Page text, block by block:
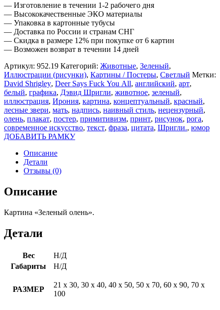
— Изготовление в течении 1-2 рабочего дня
— Высококачественные ЭКО материалы
— Упаковка в картонные тубусы
— Доставка по России и странам СНГ
— Скидка в размере 12% при покупке от 6 картин
— Возможен возврат в течении 14 дней
Артикул: 952.19 Категорий: Животные, Зеленый,
Иллюстрации (рисунки), Картины / Постеры, Светлый Метки:
David Shrigley, Deer Says Fuck You All, английский, арт,
белый, графика, Дэвид Шригли, животное, зеленый,
иллюстрация, Ирония, картина, концептуальный, красный,
лесные звери, мать, надпись, наивный стиль, нецензурный,
олень, плакат, постер, примитивизм, принт, рисунок, рога,
современное искусство, текст, фраза, цитата, Шригли., юмор
ДОБАВИТЬ РАМКУ
Описание
Детали
Отзывы (0)
Описание
Картина «Зеленый олень».
Детали
Вес
Н/Д
Габариты
Н/Д
РАЗМЕР
21 х 30, 30 х 40, 40 х 50, 50 х 70, 60 х 90, 70 х
100